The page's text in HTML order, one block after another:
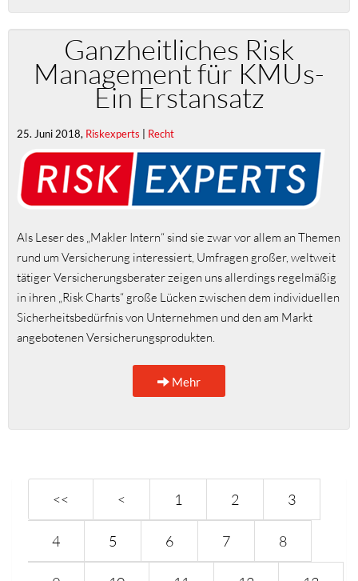
Ganzheitliches Risk
Management für KMUs-
Ein Erstansatz
25. Juni 2018, Riskexperts | Recht
Als Leser des „Makler Intern“ sind sie zwar vor allem an Themen
rund um Versicherung interessiert, Umfragen großer, weltweit
tätiger Versicherungsberater zeigen uns allerdings regelmäßig
in ihren „Risk Charts“ große Lücken zwischen dem individuellen
Sicherheitsbedürfnis von Unternehmen und den am Markt
angebotenen Versicherungsprodukten.
Mehr
<< < 1 2 3
4 5 6 7 8